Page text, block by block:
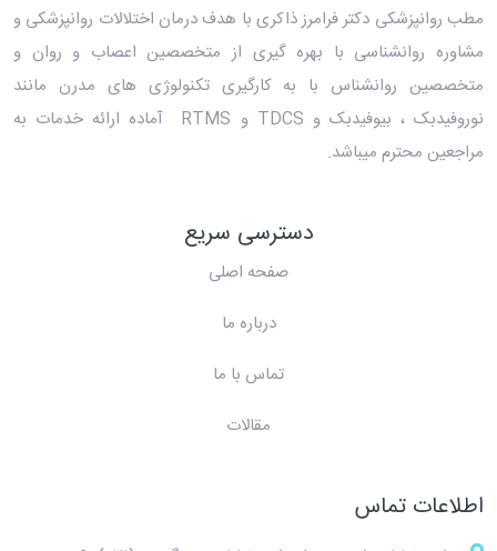
مطب روانپزشکی دکتر فرامرز ذاکری با هدف درمان اختلالات روانپزشکی و
مشاوره روانشناسی با بهره گیری از متخصصین اعصاب و روان و
متخصصین روانشناس با به کارگیری تکنولوژی های مدرن مانند
نوروفیدبک ، بیوفیدبک و TDCS و RTMS آماده ارائه خدمات به
مراجعین محترم میباشد.
دسترسی سریع
صفحه اصلی
درباره ما
تماس با ما
مقالات
اطلاعات تماس